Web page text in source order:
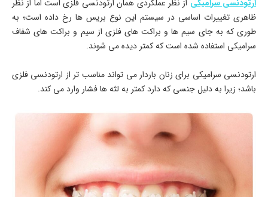
ارتودنسی سرامیکی از نظر عملکردی همان ارتودنسی فلزی است اما از نظر
ظاهری تغییرات اساسی در سیستم این نوع بریس ها رخ داده است؛ به
طوری که به جای سیم ها و براکت های فلزی از سیم و براکت های شفاف
سرامیکی استفاده شده است که کمتر دیده می شوند.
ارتودنسی سرامیکی برای زنان باردار می تواند مناسب تر از ارتودنسی فلزی
باشد؛ زیرا به دلیل جنسی که دارد کمتر به لثه ها فشار وارد می کند.